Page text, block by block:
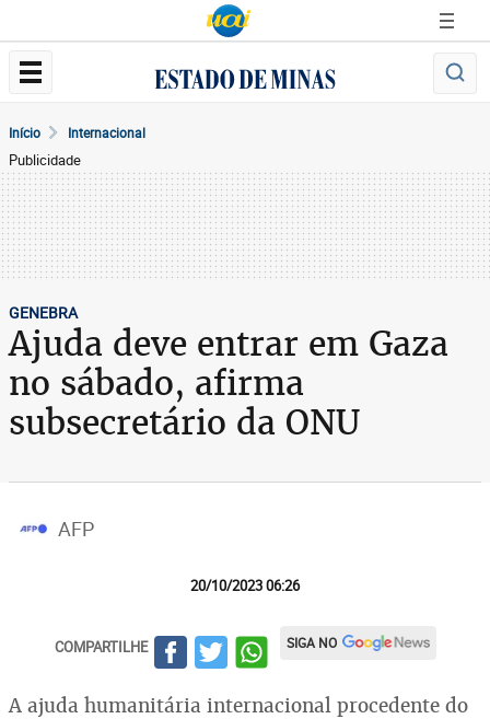
Início Internacional
Publicidade
GENEBRA
Ajuda deve entrar em Gaza
no sábado, afirma
subsecretário da ONU
AFP
20/10/2023 06:26
COMPARTILHE SIGA NO
A ajuda humanitária internacional procedente do